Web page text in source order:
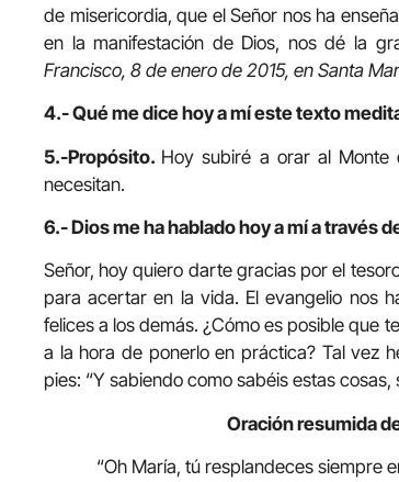
de misericordia, que el Señor nos ha
en la manifestación de Dios, nos dé la
Francisco, 8 de enero de 2015, en Santa
4.- Qué me dice hoy a mí este texto
5.-Propósito. Hoy subiré a orar al Monte
necesitan.
6.- Dios me ha hablado hoy a mí a través
Señor, hoy quiero darte gracias por el
para acertar en la vida. El evangelio nos
felices a los demás. ¿Cómo es posible que
a la hora de ponerlo en práctica? Tal vez
pies: “Y sabiendo como sabéis estas cosas,
Oración resumida
“Oh María, tú resplandeces siempre